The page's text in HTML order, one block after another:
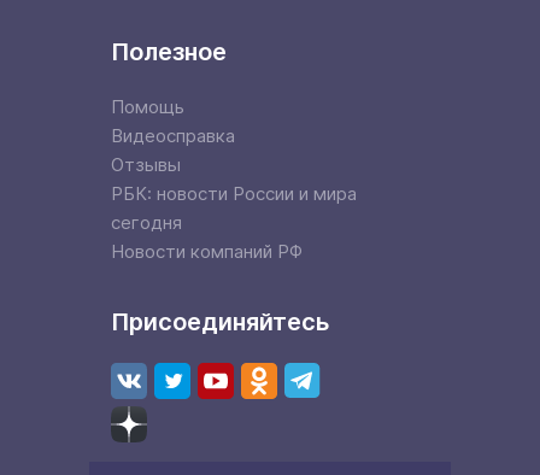
Полезное
Помощь
Видеосправка
Отзывы
РБК: новости России и мира
сегодня
Новости компаний РФ
Присоединяйтесь